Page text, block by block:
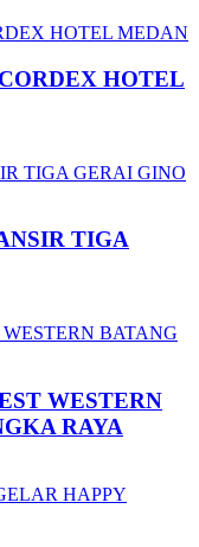
HOTEL
TIGA
WESTERN
RAYA